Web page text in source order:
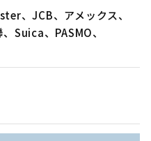
、JCB、アメックス、
Suica、PASMO、